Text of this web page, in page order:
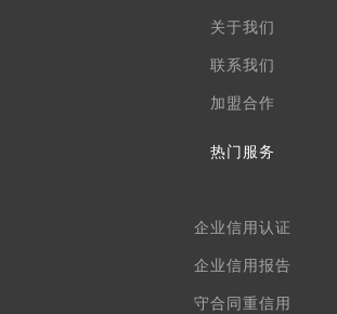
关于我们
联系我们
加盟合作
热门服务
企业信用认证
企业信用报告
守合同重信用